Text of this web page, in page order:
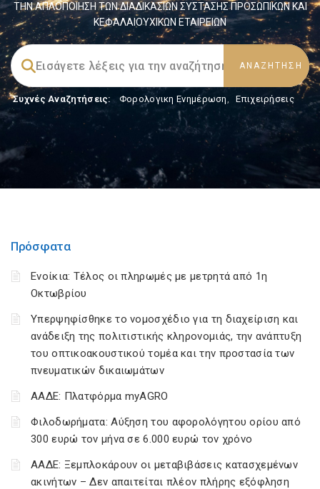
ΤΗΝ ΑΠΛΟΠΟΙΗΣΗ ΤΩΝ ΔΙΑΔΙΚΑΣΙΩΝ ΣΥΣΤΑΣΗΣ ΠΡΟΣΩΠΙΚΩΝ ΚΑΙ
ΚΕΦΑΛΑΙΟΥΧΙΚΩΝ ΕΤΑΙΡΕΙΩΝ
Συχνές Αναζητήσεις: Φορολογικη Ενημέρωση, Επιχειρήσεις
Πρόσφατα
Ενοίκια: Τέλος οι πληρωμές με μετρητά από 1η
Οκτωβρίου
Υπερψηφίσθηκε το νομοσχέδιο για τη διαχείριση και
ανάδειξη της πολιτιστικής κληρονομιάς, την ανάπτυξη
του οπτικοακουστικού τομέα και την προστασία των
πνευματικών δικαιωμάτων
ΑΑΔΕ: Πλατφόρμα myAGRO
Φιλοδωρήματα: Αύξηση του αφορολόγητου ορίου από
300 ευρώ τον μήνα σε 6.000 ευρώ τον χρόνο
ΑΑΔΕ: Ξεμπλοκάρουν οι μεταβιβάσεις κατασχεμένων
ακινήτων – Δεν απαιτείται πλέον πλήρης εξόφληση